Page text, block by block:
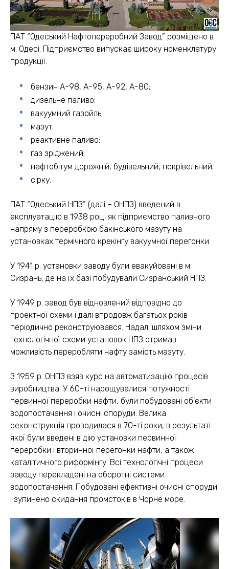
ПАТ “Одеський Нафтопереробний Завод” розміщено в
м. Одесі. Підприємство випускає широку номенклатуру
продукції.
бензин А-98, А-95, А-92, А-80;
дизельне паливо;
вакуумний газойль;
мазут;
реактивне паливо;
газ зріджений;
нафтобітум дорожній, будівельний, покрівельний;
сірку.
ПАТ “Одеський НПЗ” (далі – ОНПЗ) введений в
експлуатацію в 1938 році як підприємство паливного
напряму з переробкою бакінського мазуту на
установках термічного крекінгу вакуумної перегонки.
У 1941 р. установки заводу були евакуйовані в м.
Сизрань, де на їх базі побудували Сизранський НПЗ.
У 1949 р. завод був відновлений відповідно до
проектної схеми і далі впродовж багатьох років
періодично реконструювався. Надалі шляхом зміни
технологічної схеми установок НПЗ отримав
можливість переробляти нафту замість мазуту.
З 1959 р. ОНПЗ взяв курс на автоматизацію процесів
виробництва. У 60-ті нарощувалися потужності
первинної переробки нафти, були побудовані об’єкти
водопостачання і очисні споруди. Велика
реконструкція проводилася в 70-ті роки, в результаті
якої були введені в дію установки первинної
переробки і вторинної перегонки нафти, а також
каталітичного риформінгу. Всі технологічні процеси
заводу перекладені на оборотні системи
водопостачання. Побудовані ефективні очисні споруди
і зупинено скидання промстоків в Чорне море.